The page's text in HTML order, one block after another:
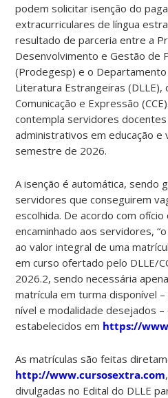
podem solicitar isenção do
extracurriculares de língua
resultado de parceria entre a
Desenvolvimento e Gestão de
(Prodegesp) e o Departamento
Literatura Estrangeiras (DLLE),
Comunicação e Expressão
contempla servidores
administrativos em educação e
semestre de 2026.
A isenção é automática, sendo
servidores que conseguirem
escolhida. De acordo com
encaminhado aos servidores,
ao valor integral de uma
em curso ofertado pelo DLLE/
2026.2, sendo necessária
matrícula em turma disponível
nível e modalidade desejados
estabelecidos em https://
As matrículas são feitas
http://www.cursosextra.com
divulgadas no Edital do DLLE